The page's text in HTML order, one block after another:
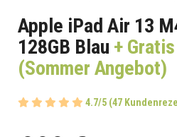
Apple iPad Air 13
128GB Blau +
(Sommer Angebot)
4.7/5 (47